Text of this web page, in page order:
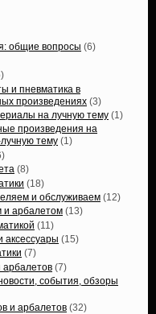
общие вопросы (6)
и пневматика в
произведениях (3)
на лучную тему (1)
произведения на
тему (1)
(8)
(18)
и обслуживаем (12)
и арбалетом (13)
(11)
аксессуары (15)
(7)
арбалетов (7)
события, обзоры
и арбалетов (32)